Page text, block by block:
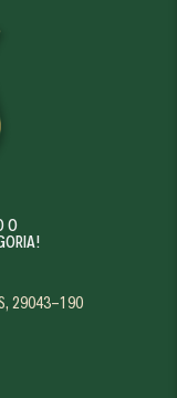
O
29043-190